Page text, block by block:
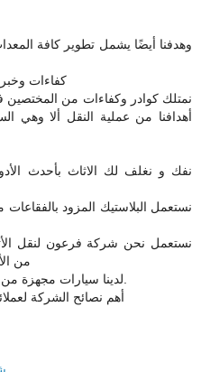
كفاءات
أهدافنا من عملية النقل ألا وهي
من
أهم نصائح الشركة